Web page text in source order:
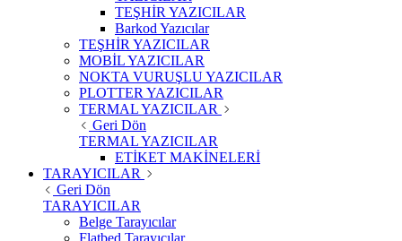
TEŞHİR YAZICILAR
Barkod Yazıcılar
TEŞHİR YAZICILAR
MOBİL YAZICILAR
NOKTA VURUŞLU YAZICILAR
PLOTTER YAZICILAR
TERMAL YAZICILAR
Geri Dön
TERMAL YAZICILAR
ETİKET MAKİNELERİ
TARAYICILAR
Geri Dön
TARAYICILAR
Belge Tarayıcılar
Flatbed Tarayıcılar